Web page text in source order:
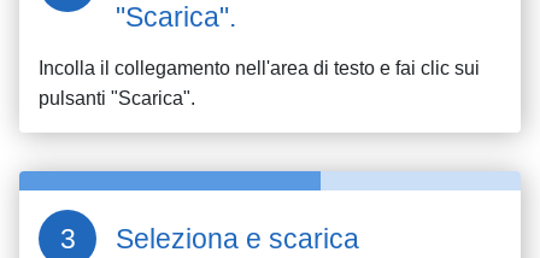
"Scarica".
Incolla il collegamento nell'area di testo e fai clic sui
pulsanti "Scarica".
Seleziona e scarica